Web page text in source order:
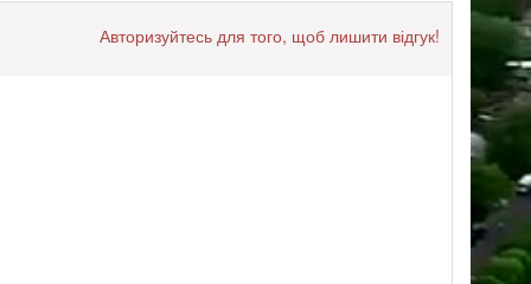
Авторизуйтесь для того, щоб лишити відгук!